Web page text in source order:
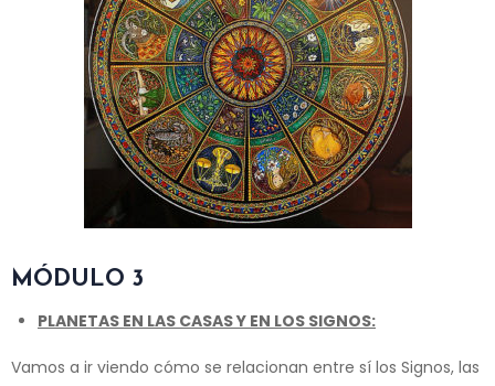
MÓDULO 3
PLANETAS EN LAS CASAS Y EN LOS SIGNOS:
Vamos a ir viendo cómo se relacionan entre sí los Signos, las